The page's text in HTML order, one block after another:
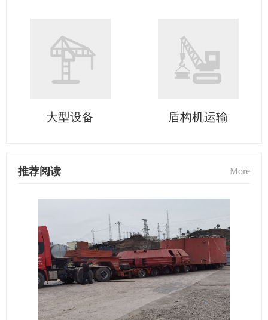
大型设备 盾构机运输
推荐阅读 More